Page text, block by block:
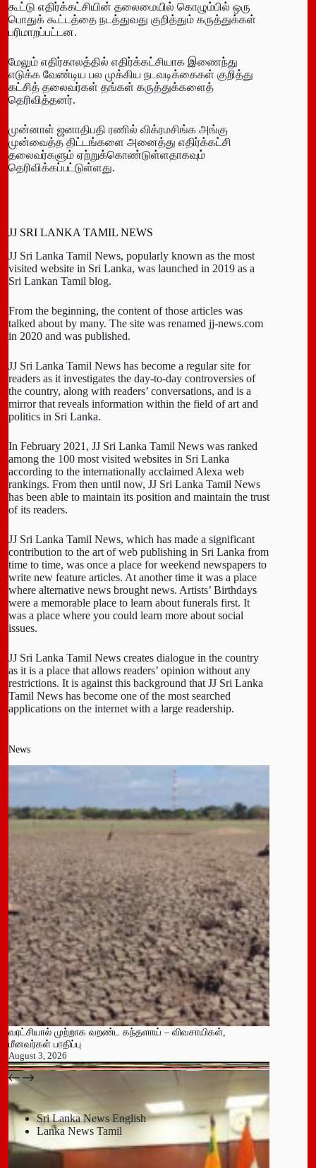
கூட்டு எதிர்க்கட்சியின் தலைமையில் கொழும்பில் ஒரு
பொதுக் கூட்டத்தை நடத்துவது குறித்தும் கருத்துக்கள்
பரிமாறப்பட்டன.
மேலும் எதிர்காலத்தில் எதிர்க்கட்சியாக இணைந்து
எடுக்க வேண்டிய பல முக்கிய நடவடிக்கைகள் குறித்து
கட்சித் தலைவர்கள் தங்கள் கருத்துக்களைத்
தெரிவித்தனர்.
முன்னாள் ஜனாதிபதி ரணில் விக்ரமசிங்க அங்கு
முன்வைத்த திட்டங்களை அனைத்து எதிர்க்கட்சி
தலைவர்களும் ஏற்றுக்கொண்டுள்ளதாகவும்
தெரிவிக்கப்பட்டுள்ளது.
JJ SRI LANKA TAMIL NEWS
JJ Sri Lanka Tamil News, popularly known as the most
visited website in Sri Lanka, was launched in 2019 as a
Sri Lankan Tamil blog.
From the beginning, the content of those articles was
talked about by many. The site was renamed jj-news.com
in 2020 and was published.
JJ Sri Lanka Tamil News has become a regular site for
readers as it investigates the day-to-day controversies of
the country, along with readers’ conversations, and is a
mirror that reveals information within the field of art and
politics in Sri Lanka.
In February 2021, JJ Sri Lanka Tamil News was ranked
among the 100 most visited websites in Sri Lanka
according to the internationally acclaimed Alexa web
rankings. From then until now, JJ Sri Lanka Tamil News
has been able to maintain its position and maintain the trust
of its readers.
JJ Sri Lanka Tamil News, which has made a significant
contribution to the art of web publishing in Sri Lanka from
time to time, was once a place for weekend newspapers to
write new feature articles. At another time it was a place
where alternative news brought news. Artists’ Birthdays
were a memorable place to learn about funerals first. It
was a place where you could learn more about social
issues.
JJ Sri Lanka Tamil News creates dialogue in the country
as it is a place that allows readers’ opinion without any
restrictions. It is against this background that JJ Sri Lanka
Tamil News has become one of the most searched
applications on the internet with a large readership.
News
வரட்சியால் முற்றாக வறண்ட கந்தளாய் – விவசாயிகள்,
மீனவர்கள் பாதிப்பு
August 3, 2026
பதுளை மாநகர சபையின் NPP உறுப்பினர் திடீர் ராஜினாமா!
July 14, 2026
Sri Lanka News English
Lanka News Tamil